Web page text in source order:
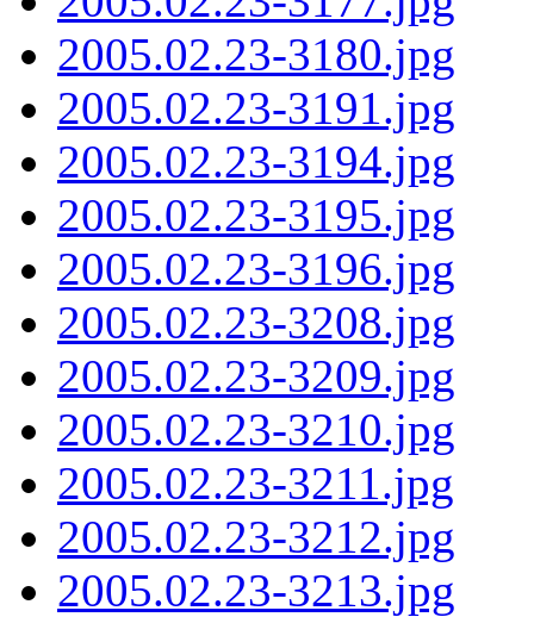
2005.02.23-3180.jpg
2005.02.23-3191.jpg
2005.02.23-3194.jpg
2005.02.23-3195.jpg
2005.02.23-3196.jpg
2005.02.23-3208.jpg
2005.02.23-3209.jpg
2005.02.23-3210.jpg
2005.02.23-3211.jpg
2005.02.23-3212.jpg
2005.02.23-3213.jpg